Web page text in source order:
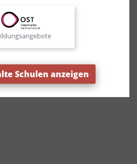
Schulen anzeigen